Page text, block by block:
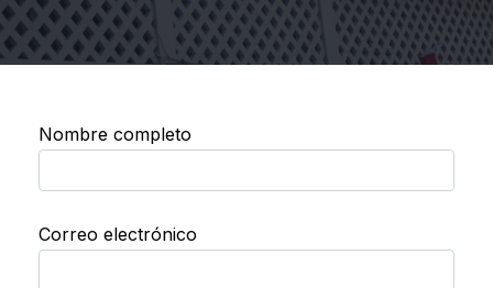
Nombre completo
Correo electrónico